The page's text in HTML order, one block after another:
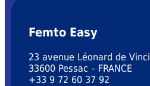
Femto Easy
23 avenue Léonard de Vinci
33600 Pessac – FRANCE
+33 9 72 60 37 92